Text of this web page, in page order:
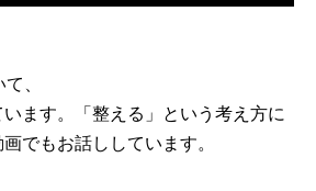
、
ます。「整える」という考え方に
でもお話ししています。